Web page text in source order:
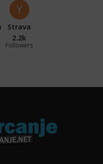
Strava
2.2k
Followers